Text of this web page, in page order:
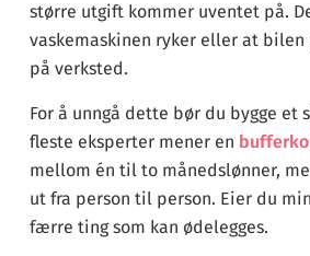
større utgift kommer uventet på.
vaskemaskinen ryker eller at
på verksted.
For å unngå dette bør du bygge et
fleste eksperter mener en
mellom én til to månedslønner,
ut fra person til person. Eier du
færre ting som kan ødelegges.